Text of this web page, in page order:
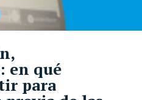
en qué
para